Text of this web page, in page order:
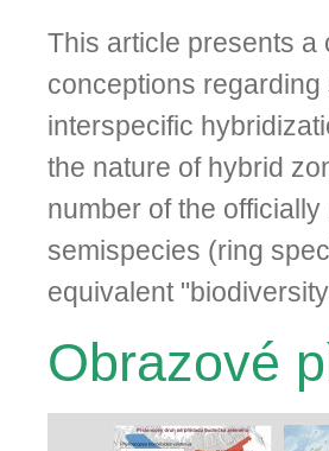
This article presents
conceptions
interspecific
the nature of hybrid
number of the
semispecies (ring
equivalent
Obrazové